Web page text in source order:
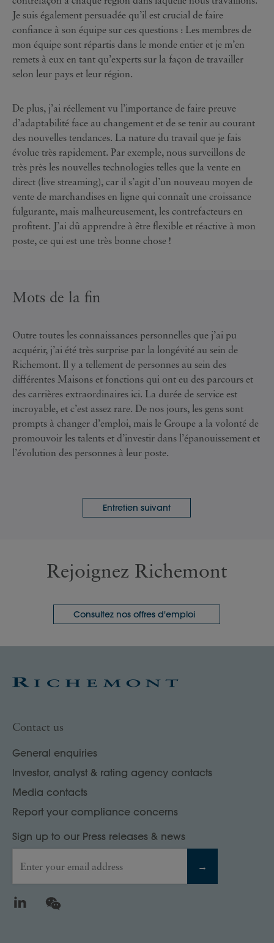
Je suis également persuadée qu’il est crucial de faire
confiance à son équipe sur ces questions : Les membres de
mon équipe sont répartis dans le monde entier et je m’en
remets à eux en tant qu’experts sur la façon de travailler
selon leur pays et leur région.
De plus, j’ai réellement vu l’importance de faire preuve
d’adaptabilité face au changement et de se tenir au courant
des nouvelles tendances. La nature du travail que je fais
évolue très rapidement. Par exemple, nous surveillons de
très près les nouvelles technologies telles que la vente en
direct (live streaming), car il s’agit d’un nouveau moyen de
vente de marchandises en ligne qui connaît une croissance
fulgurante, mais malheureusement, les contrefacteurs en
profitent. J’ai dû apprendre à être flexible et réactive à mon
poste, ce qui est une très bonne chose !
Mots de la fin
Outre toutes les connaissances personnelles que j’ai pu
acquérir, j’ai été très surprise par la longévité au sein de
Richemont. Il y a tellement de personnes au sein des
différentes Maisons et fonctions qui ont eu des parcours et
des carrières extraordinaires ici. La durée de service est
incroyable, et c’est assez rare. De nos jours, les gens sont
prompts à changer d’emploi, mais le Groupe a la volonté de
promouvoir les talents et d’investir dans l’épanouissement et
l’évolution des personnes à leur poste.
Entretien suivant
Rejoignez Richemont
Consultez nos offres d'emploi
Contact us
General enquiries
Investor, analyst & rating agency contacts
Media contacts
Report your compliance concerns
Sign up to our Press releases & news
Enter your email address →
LinkedIn